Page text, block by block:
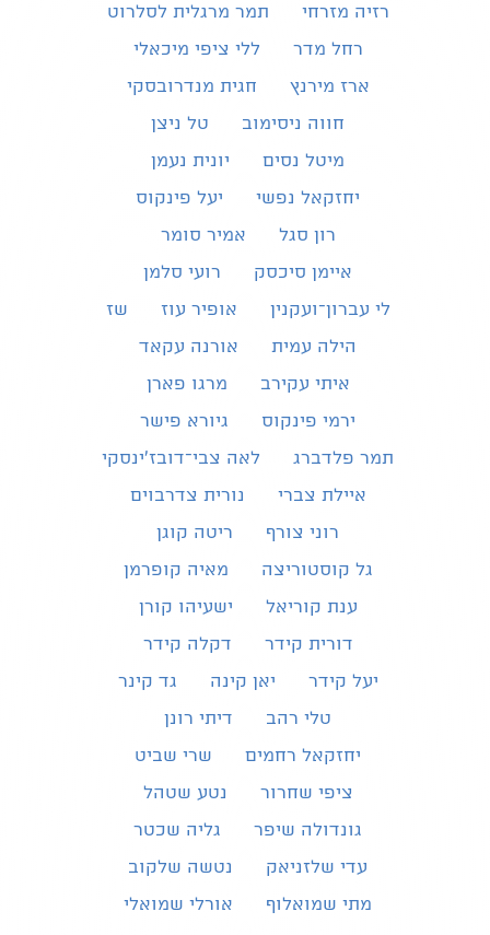
רזיה מזרחי
תמר מרגלית לסלרוט
רחל מדר
ללי ציפי מיכאלי
ארז מירנץ
חגית מנדרובסקי
חווה ניסימוב
טל ניצן
מיטל נסים
יונית נעמן
יחזקאל נפשי
יעל פינקוס
רון סגל
אמיר סומר
איימן סיכסק
רועי סלמן
לי עברון־ועקנין
אופיר עוז
שז
הילה עמית
אורנה עקאד
איתי עקירב
מרגו פארן
ירמי פינקוס
גיורא פישר
תמר פלדברג
לאה צבי־דובז׳ינסקי
איילת צברי
נורית צדרבוים
רוני צורף
ריטה קוגן
גל קוסטוריצה
מאיה קופרמן
ענת קוריאל
ישעיהו קורן
דורית קידר
דקלה קידר
יעל קידר
יאן קינה
גד קינר
טלי רהב
דיתי רונן
יחזקאל רחמים
שרי שביט
ציפי שחרור
נטע שטהל
גונדולה שיפר
גליה שכטר
עדי שלזניאק
נטשה שלקוב
מתי שמואלוף
אורלי שמואלי